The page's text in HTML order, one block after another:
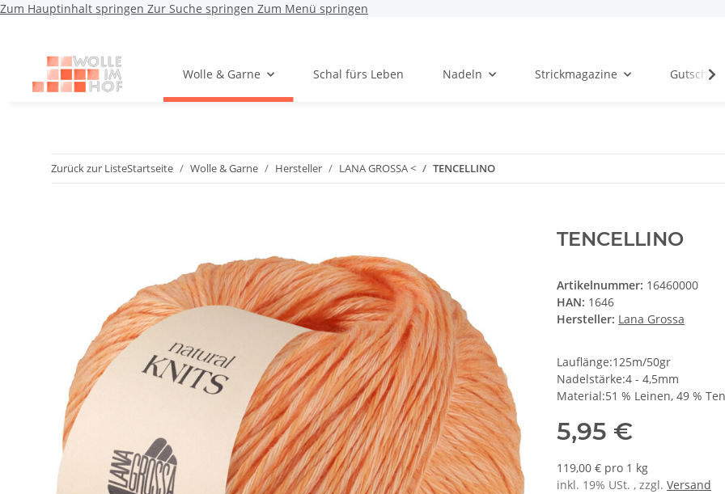
Zum Hauptinhalt springen Zur Suche springen Zum Menü springen
Wolle & Garne Schal fürs Leben Nadeln Strickmagazine
Zurück zur ListeStartseite Wolle & Garne Hersteller LANA GROSSA < TENCELLINO
TENCELLINO
Artikelnummer: 16460000
HAN: 1646
Hersteller: Lana Grossa
Lauflänge:125m/50gr
Nadelstärke:4 - 4,5mm
Material:51 % Leinen, 49 %
5,95 €
119,00 € pro 1 kg
inkl. 19% USt. , zzgl. Versand